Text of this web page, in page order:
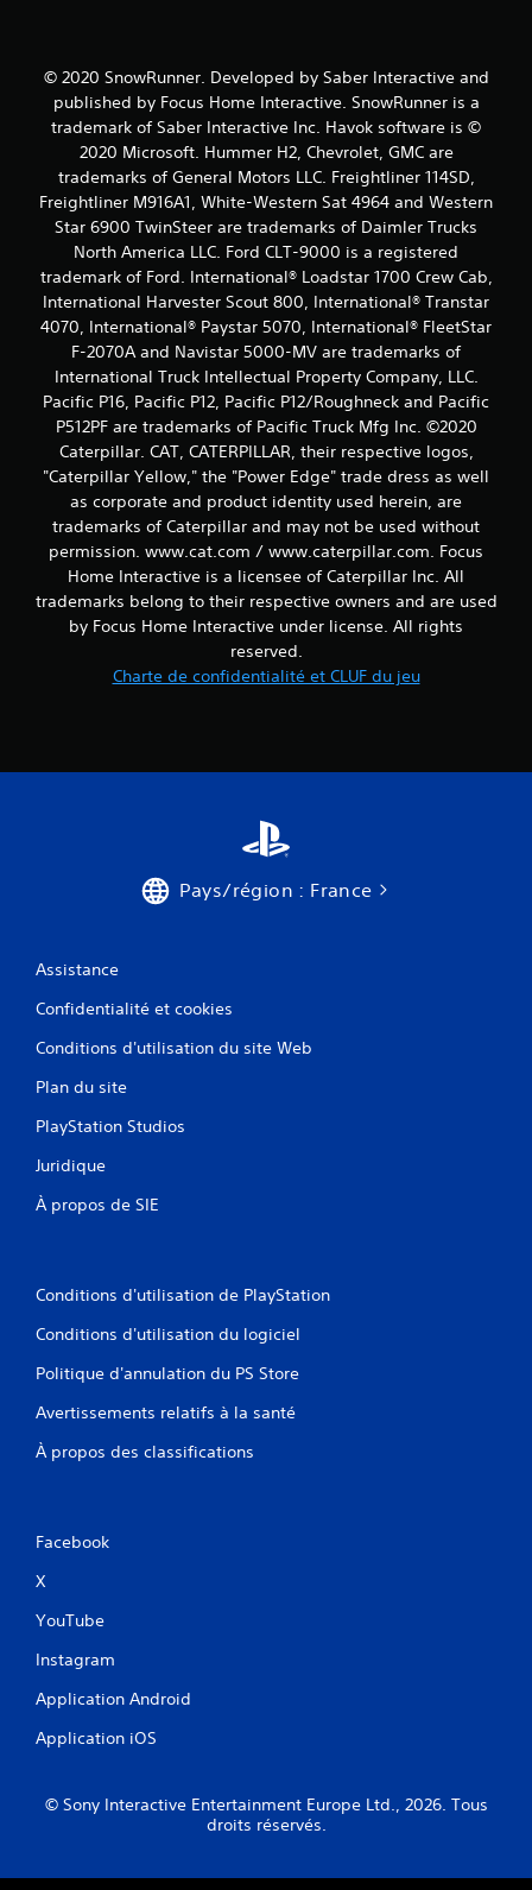
© 2020 SnowRunner. Developed by Saber Interactive and
published by Focus Home Interactive. SnowRunner is a
trademark of Saber Interactive Inc. Havok software is ©
2020 Microsoft. Hummer H2, Chevrolet, GMC are
trademarks of General Motors LLC. Freightliner 114SD,
Freightliner M916A1, White-Western Sat 4964 and Western
Star 6900 TwinSteer are trademarks of Daimler Trucks
North America LLC. Ford CLT-9000 is a registered
trademark of Ford. International® Loadstar 1700 Crew Cab,
International Harvester Scout 800, International® Transtar
4070, International® Paystar 5070, International® FleetStar
F-2070A and Navistar 5000-MV are trademarks of
International Truck Intellectual Property Company, LLC.
Pacific P16, Pacific P12, Pacific P12/Roughneck and Pacific
P512PF are trademarks of Pacific Truck Mfg Inc. ©2020
Caterpillar. CAT, CATERPILLAR, their respective logos,
"Caterpillar Yellow," the "Power Edge" trade dress as well
as corporate and product identity used herein, are
trademarks of Caterpillar and may not be used without
permission. www.cat.com / www.caterpillar.com. Focus
Home Interactive is a licensee of Caterpillar Inc. All
trademarks belong to their respective owners and are used
by Focus Home Interactive under license. All rights
reserved.
Charte de confidentialité et CLUF du jeu
Pays/région : France
Assistance
Confidentialité et cookies
Conditions d'utilisation du site Web
Plan du site
PlayStation Studios
Juridique
À propos de SIE
Conditions d'utilisation de PlayStation
Conditions d'utilisation du logiciel
Politique d'annulation du PS Store
Avertissements relatifs à la santé
À propos des classifications
Facebook
X
YouTube
Instagram
Application Android
Application iOS
© Sony Interactive Entertainment Europe Ltd., 2026. Tous
droits réservés.